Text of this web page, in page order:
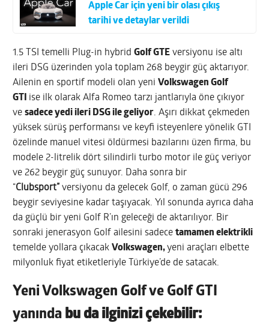
Apple Car için yeni bir olası çıkış
tarihi ve detaylar verildi
1.5 TSI temelli Plug-in hybridGolf GTE versiyonu ise altı
ileri DSG üzerinden yola toplam 268 beygir güç aktarıyor.
Ailenin en sportif modeli olan yeniVolkswagen Golf
GTI ise ilk olarak Alfa Romeo tarzı jantlarıyla öne çıkıyor
vesadece yedi ileri DSG ile geliyor. Aşırı dikkat çekmeden
yüksek sürüş performansı ve keyfi isteyenlere yönelik GTI
özelinde manuel vitesi öldürmesi bazılarını üzen firma, bu
modele 2-litrelik dört silindirli turbo motor ile güç veriyor
ve 262 beygir güç sunuyor. Daha sonra bir
“Clubsport”versiyonu da gelecek Golf, o zaman gücü 296
beygir seviyesine kadar taşıyacak. Yıl sonunda ayrıca daha
da güçlü bir yeni Golf R’ın geleceği de aktarılıyor. Bir
sonraki jenerasyon Golf ailesini sadecetamamen elektrikli
temelde yollara çıkacakVolkswagen,yeni araçları elbette
milyonluk fiyat etiketleriyle Türkiye’de de satacak.
Yeni Volkswagen Golfve Golf GTI
yanında bu da ilginizi çekebilir: